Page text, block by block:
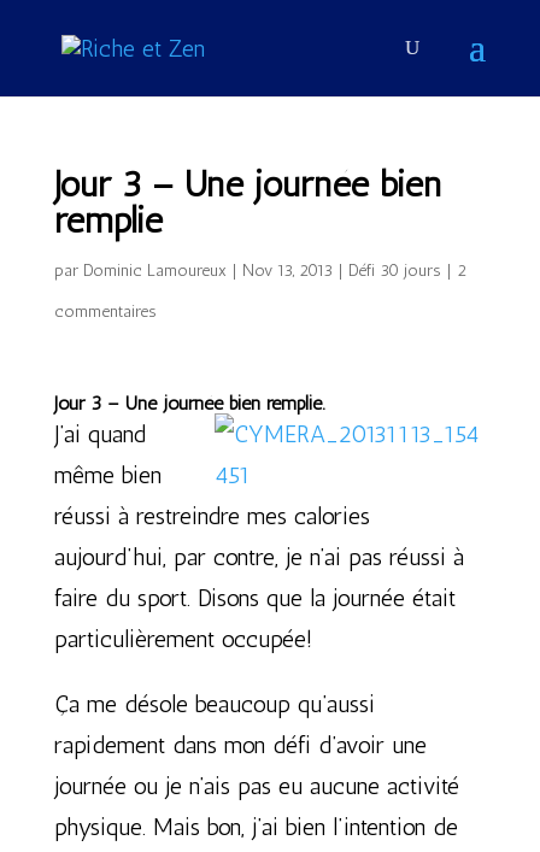
Jour 3 – Une journée bien
remplie
par Dominic Lamoureux | Nov 13, 2013 | Défi 30 jours | 2
commentaires
Jour 3 – Une journée bien remplie.
J’ai quand
même bien
réussi à restreindre mes calories
aujourd’hui, par contre, je n’ai pas réussi à
faire du sport. Disons que la journée était
particulièrement occupée!
Ça me désole beaucoup qu’aussi
rapidement dans mon défi d’avoir une
journée ou je n’ais pas eu aucune activité
physique. Mais bon, j’ai bien l’intention de